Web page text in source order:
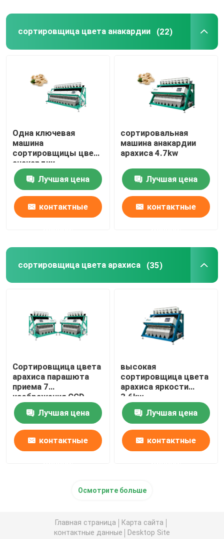
сортировщица цвета анакардии (22)
Одна ключевая
машина
сортировщицы цвета
анакардии
Лучшая цена
контактные
сортировальная
машина анакардии
арахиса 4.7kw
Лучшая цена
контактные
сортировщица цвета арахиса (35)
Сортировщица цвета
арахиса парашюта
приема 7
изображения CCD
Лучшая цена
контактные
высокая
сортировщица цвета
арахиса яркости
3.6kw
Лучшая цена
контактные
Осмотрите больше
Главная страница
Карта сайта
контактные данные
Desktop Site